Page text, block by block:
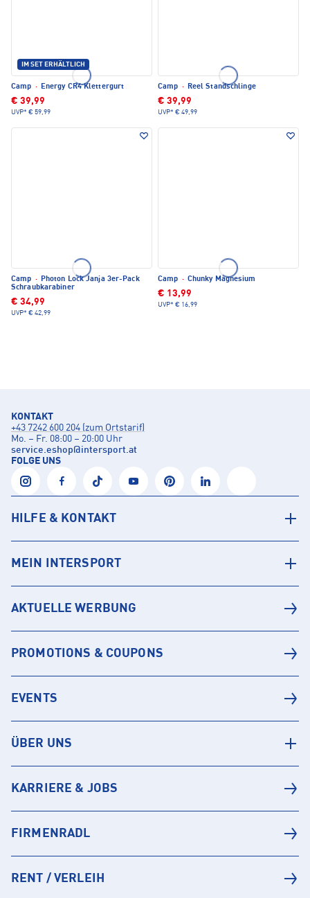
IM SET ERHÄLTLICH
Camp · Energy CR4 Klettergurt
€ 39,99
UVP* € 59,99
Camp · Reel Standschlinge
€ 39,99
UVP* € 49,99
Camp · Photon Lock Janja 3er-Pack
Schraubkarabiner
€ 34,99
UVP* € 42,99
Camp · Chunky Magnesium
€ 13,99
UVP* € 16,99
KONTAKT
+43 7242 600 204 (zum Ortstarif)
Mo. – Fr. 08:00 – 20:00 Uhr
service.eshop@intersport.at
FOLGE UNS
HILFE & KONTAKT
MEIN INTERSPORT
AKTUELLE WERBUNG
PROMOTIONS & COUPONS
EVENTS
ÜBER UNS
KARRIERE & JOBS
FIRMENRADL
RENT / VERLEIH